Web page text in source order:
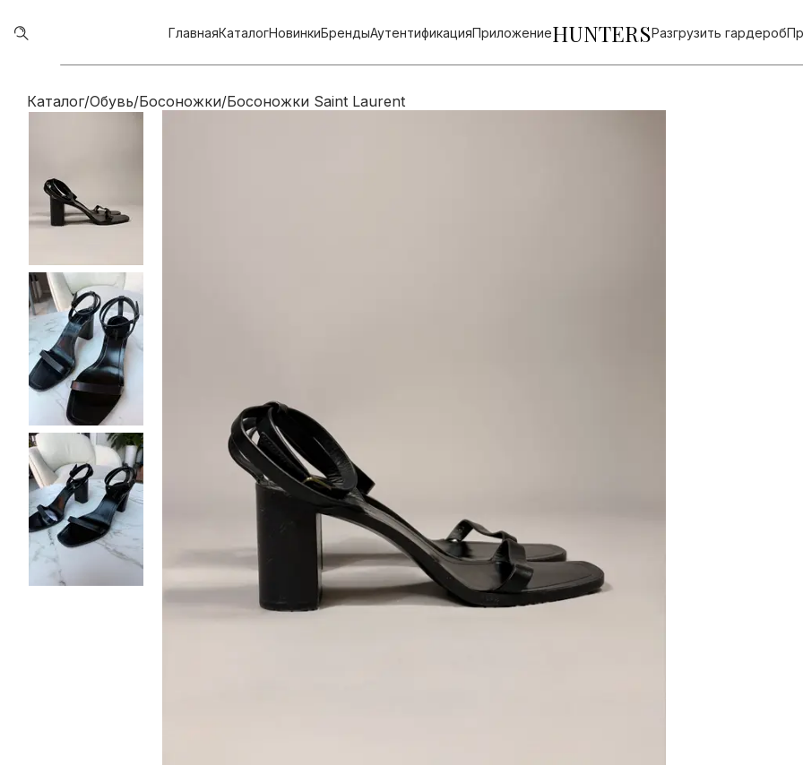
ГлавнаяКаталогНовинкиБрендыАутентификацияПриложениеHUNTERSРазгрузить гардероб
Каталог/Обувь/Босоножки/Босоножки Saint Laurent